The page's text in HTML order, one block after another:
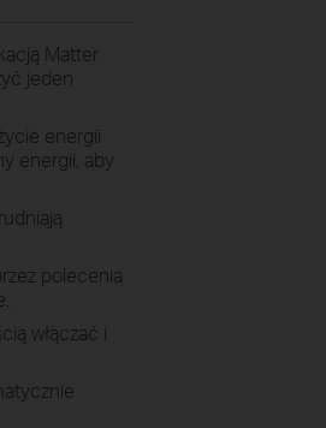
Matter
jeden
energii
energii, aby
polecenia
włączać i